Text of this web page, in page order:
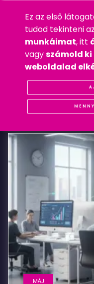
AKÁCS VE
#LOGÓ
Vendégház
MÁJ
Ez az első
tudod tekinteni
munkáimat, itt
vagyszámold ki
weboldalad